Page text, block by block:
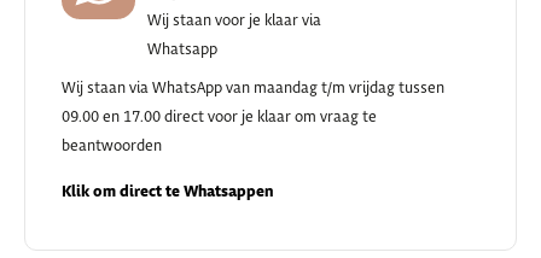
Wij staan voor je klaar via
Whatsapp
Wij staan via WhatsApp van maandag t/m vrijdag tussen
09.00 en 17.00 direct voor je klaar om vraag te
beantwoorden
Klik om direct te Whatsappen